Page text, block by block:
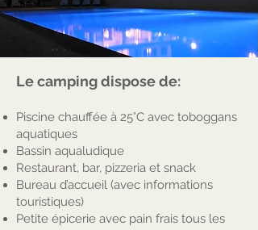
Le camping dispose de:
Piscine chauffée à 25°C avec toboggans
aquatiques
Bassin aqualudique
Restaurant, bar, pizzeria et snack
Bureau d’accueil (avec informations
touristiques)
Petite épicerie avec pain frais tous les